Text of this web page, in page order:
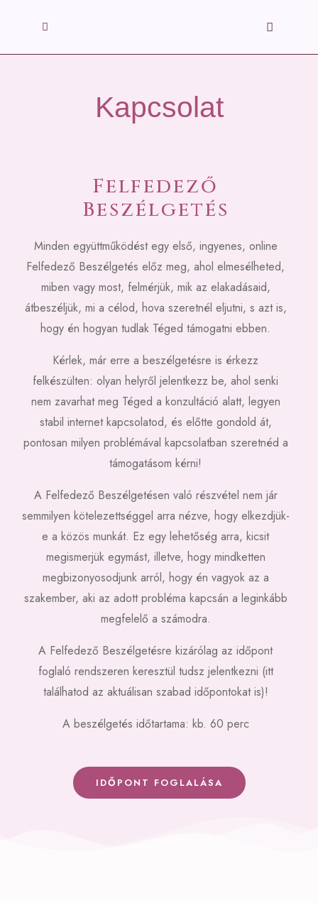
Kapcsolat
Felfedező
Beszélgetés
Minden együttműködést egy első, ingyenes, online
Felfedező Beszélgetés előz meg, ahol elmesélheted,
miben vagy most, felmérjük, mik az elakadásaid,
átbeszéljük, mi a célod, hova szeretnél eljutni, s azt is,
hogy én hogyan tudlak Téged támogatni ebben.
Kérlek, már erre a beszélgetésre is érkezz
felkészülten: olyan helyről jelentkezz be, ahol senki
nem zavarhat meg Téged a konzultáció alatt, legyen
stabil internet kapcsolatod, és előtte gondold át,
pontosan milyen problémával kapcsolatban szeretnéd a
támogatásom kérni!
A Felfedező Beszélgetésen való részvétel nem jár
semmilyen kötelezettséggel arra nézve, hogy elkezdjük-
e a közös munkát. Ez egy lehetőség arra, kicsit
megismerjük egymást, illetve, hogy mindketten
megbizonyosodjunk arról, hogy én vagyok az a
szakember, aki az adott probléma kapcsán a leginkább
megfelelő a számodra.
A Felfedező Beszélgetésre kizárólag az időpont
foglaló rendszeren keresztül tudsz jelentkezni (itt
találhatod az aktuálisan szabad időpontokat is)!
A beszélgetés időtartama: kb. 60 perc
IDŐPONT FOGLALÁSA